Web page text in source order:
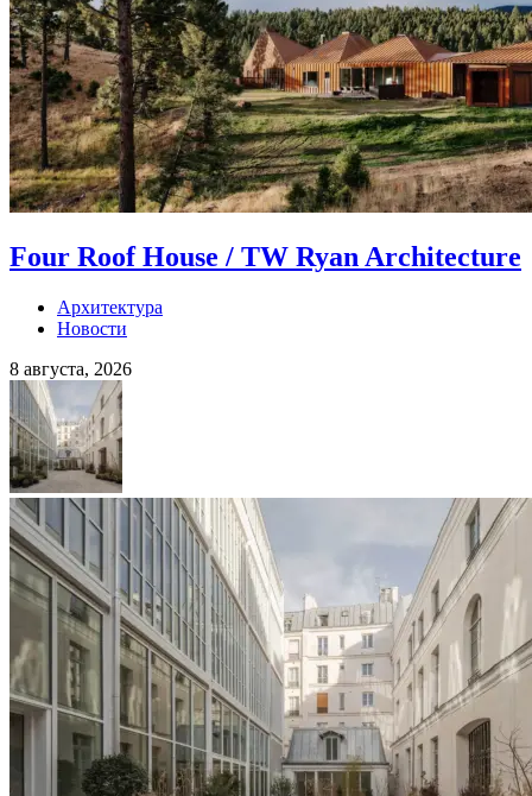
Four Roof House / TW Ryan Architecture
Архитектура
Новости
8 августа, 2026